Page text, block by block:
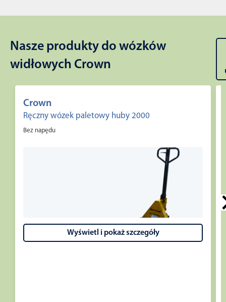
Nasze produkty do wózków
widłowych Crown
Crown
Ręczny wózek paletowy huby 2000
Bez napędu
Wyświetl i pokaż szczegóły